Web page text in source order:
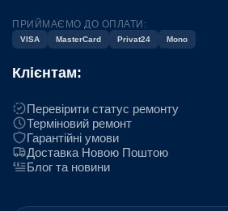
ПРИЙМАЄМО ДО ОПЛАТИ:
VISA MasterCard Privat24 Mono
Клієнтам:
Перевірити статус ремонту
Терміновий ремонт
Гарантійні умови
Доставка Новою Поштою
Блог та новини